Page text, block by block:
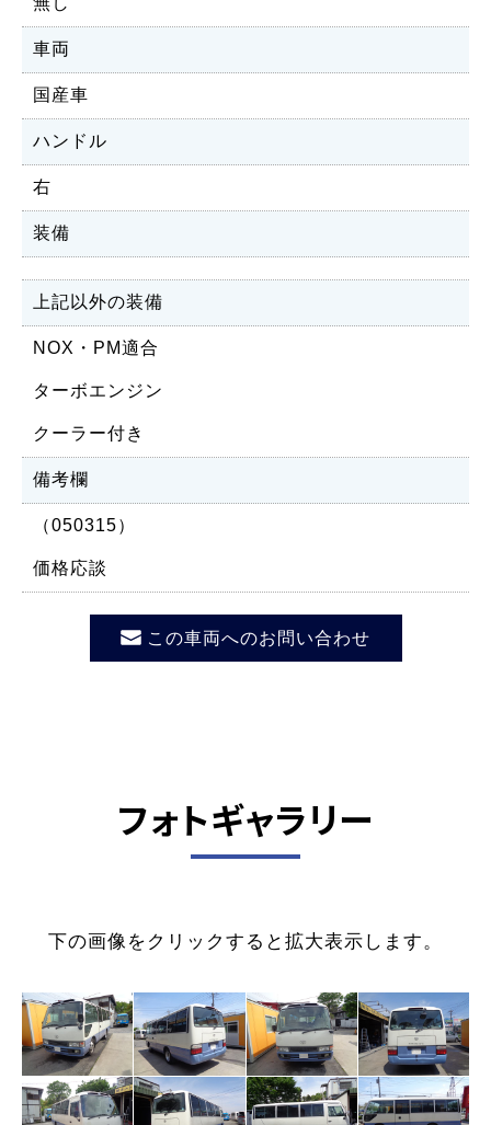
車両
国産車
ハンドル
右
装備
上記以外の装備
NOX・PM適合
ターボエンジン
クーラー付き
備考欄
（050315）
価格応談
この車両へのお問い合わせ
フォトギャラリー
下の画像をクリックすると拡大表示します。